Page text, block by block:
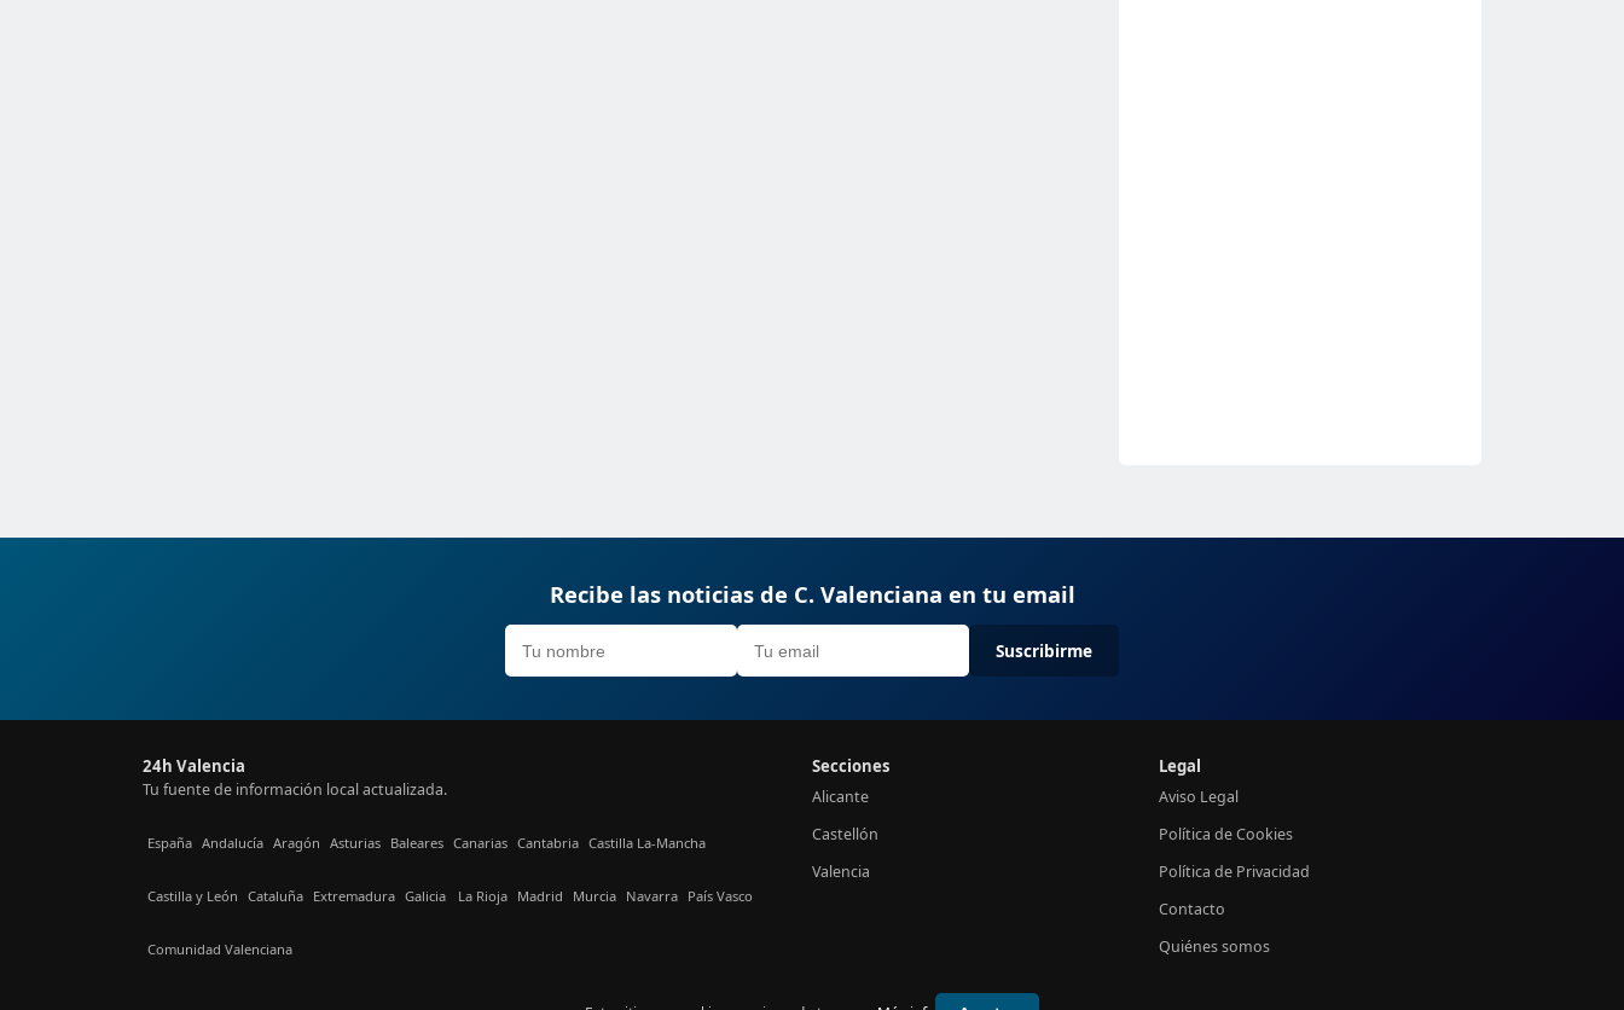
Recibe las noticias de C. Valenciana en tu email
Suscribirme
24h Valencia
Tu fuente de información local actualizada.
España Andalucía Aragón Asturias Baleares Canarias Cantabria Castilla La-Mancha
Castilla y León Cataluña Extremadura Galicia La Rioja Madrid Murcia Navarra País Vasco
Comunidad Valenciana
Secciones
Alicante
Castellón
Valencia
Legal
Aviso Legal
Política de Cookies
Política de Privacidad
Contacto
Quiénes somos